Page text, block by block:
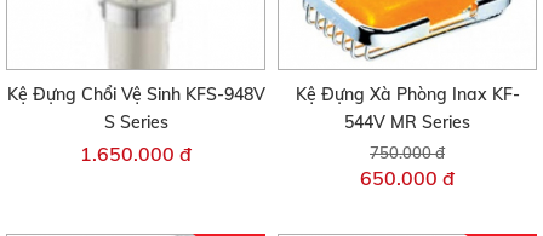
Kệ Đựng Chổi Vệ Sinh KFS-948V
S Series
1.650.000 đ
Kệ Đựng Xà Phòng Inax KF-
544V MR Series
750.000 đ
650.000 đ